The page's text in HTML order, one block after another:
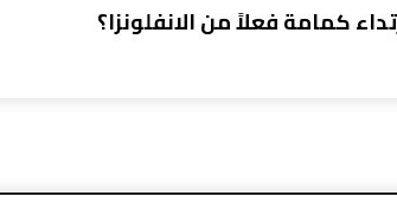
كمامة فعلاً من الانفلونزا؟